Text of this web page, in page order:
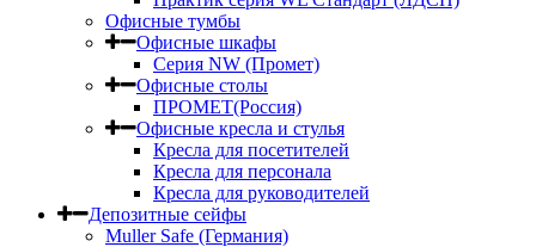
Офисные тумбы
Офисные шкафы
Серия NW (Промет)
Офисные столы
ПРОМЕТ(Россия)
Офисные кресла и стулья
Кресла для посетителей
Кресла для персонала
Кресла для руководителей
Депозитные сейфы
Muller Safe (Германия)